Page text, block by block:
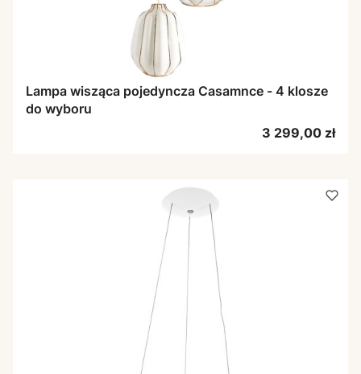
Lampa wisząca pojedyncza Casamnce - 4 klosze
do wyboru
Cena
3 299,00 zł